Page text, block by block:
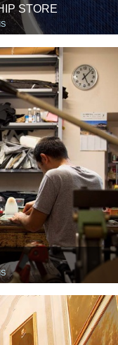
STORE